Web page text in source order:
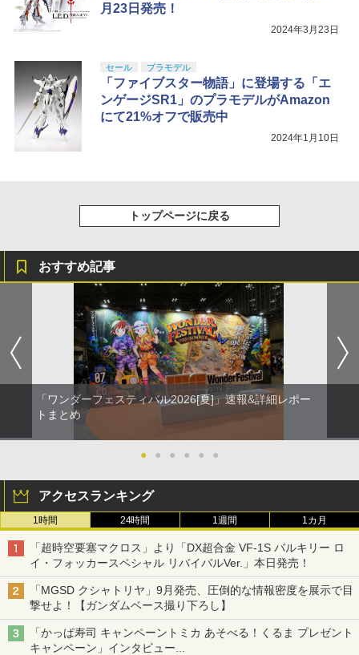
月23日発売！
2024年3月23日
セール プラモデル
「ファイブスター物語」に登場する「エ
ンゲージSR1」のプラモデルがAmazon
にて21%オフで販売中
2024年1月10日
トップページに戻る
おすすめ記事
「ワンダーフェスティバル2026[夏]」速報&詳細レポー
トまとめ
● ● ● ● ● ●
アクセスランキング
1時間 24時間 1週間 1カ月
「超時空要塞マクロス」より「DX超合金 VF-1S バルキリー ロ
イ・フォッカースペシャル リバイバルVer.」本日発売！
「MGSD クシャトリヤ」9月発売、圧倒的な情報密度を展示で目
撃せよ！【ガンダムベース撮り下ろし】
「かっぱ寿司 キャンペーントミカ あそべる！くるま プレゼント
キャンペーン」インタビュー